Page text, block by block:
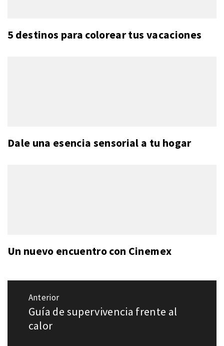
5 destinos para colorear tus vacaciones
Dale una esencia sensorial a tu hogar
Un nuevo encuentro con Cinemex
Navegación
entradas
Anterior
Entrada
anterior:
Guía de supervivencia frente al
calor